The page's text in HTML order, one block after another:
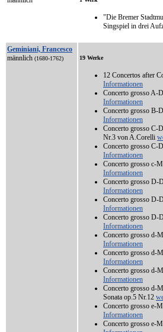
"Die Bremer
Singspiel in drei
Geminiani, Francesco
männlich (1680-1762) 19 Werke
12 Concertos after
Informationen
Concerto grosso A-
Informationen
Concerto grosso B-
Informationen
Concerto grosso C-
Nr.3 von A.Corelli
Concerto grosso C-
Informationen
Concerto grosso c-
Informationen
Concerto grosso D-
Informationen
Concerto grosso D-
Informationen
Concerto grosso D-
Informationen
Concerto grosso d-
Informationen
Concerto grosso d-
Informationen
Concerto grosso d-
Informationen
Concerto grosso d-
Sonata op.5 Nr.12
Concerto grosso e-
Informationen
Concerto grosso e-